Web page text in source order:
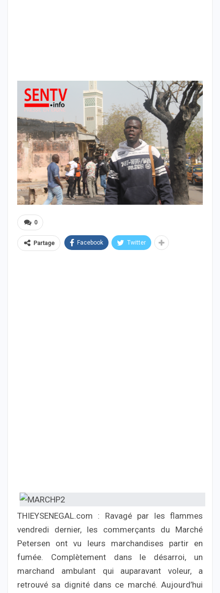
0
Partage Facebook Twitter
THIEYSENEGAL.com : Ravagé par les flammes
vendredi dernier, les commerçants du Marché
Petersen ont vu leurs marchandises partir en
fumée. Complètement dans le désarroi, un
marchand ambulant qui auparavant voleur, a
retrouvé sa dignité dans ce marché. Aujourd’hui